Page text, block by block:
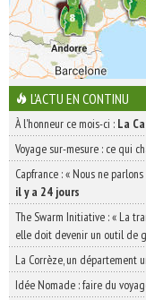
L'ACTU EN CONTINU
À l'honneur ce mois-ci : La
Voyage sur-mesure : ce qui
Capfrance : « Nous ne
il y a 24 jours
The Swarm Initiative : « La
elle doit devenir un outil de
La Corrèze, un département
Idée Nomade : faire du